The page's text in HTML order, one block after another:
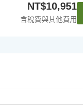
NT$10,951
含稅費與其他費用